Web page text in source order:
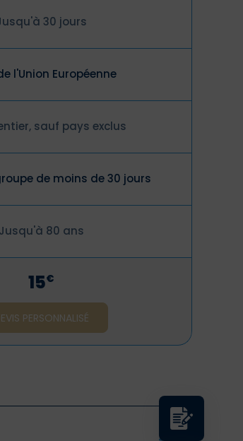
30 jours
l'Union Européenne
sauf pays exclus
de moins de 30 jours
Jusqu'à 80 ans
15€
PERSONNALISÉ